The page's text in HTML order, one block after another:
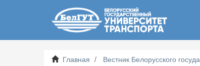
Главная Вестник Белорусского